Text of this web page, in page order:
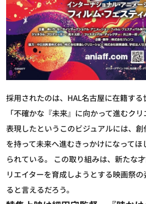
採用されたのは、HAL名古屋に在籍する
「不確かな『未来』に向かって進むク
表現したというこのビジュアルには、
を持って未来へ進むきっかけになって
られている。 この取り組みは、新たな
リエイターを育成しようとする映画祭
ると言えるだろう。